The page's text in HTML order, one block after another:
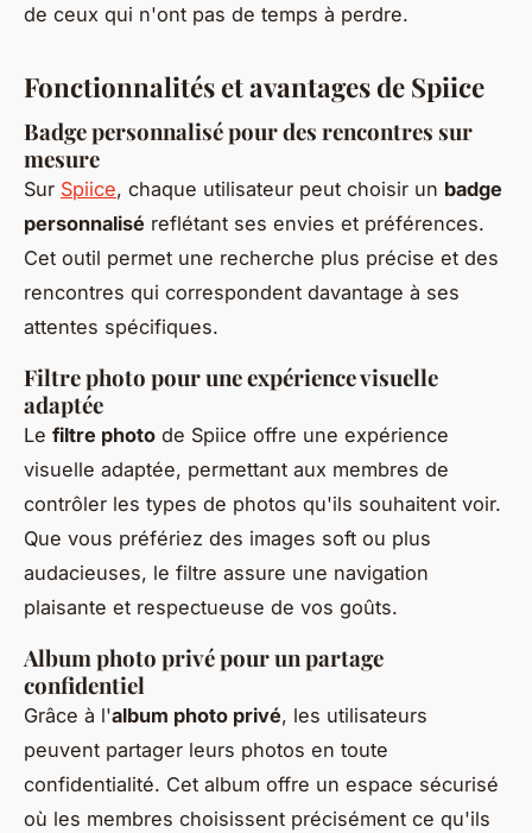
de ceux qui n'ont pas de temps à perdre.
Fonctionnalités et avantages de Spiice
Badge personnalisé pour des rencontres sur
mesure
Sur Spiice, chaque utilisateur peut choisir un badge
personnalisé reflétant ses envies et préférences.
Cet outil permet une recherche plus précise et des
rencontres qui correspondent davantage à ses
attentes spécifiques.
Filtre photo pour une expérience visuelle
adaptée
Le filtre photo de Spiice offre une expérience
visuelle adaptée, permettant aux membres de
contrôler les types de photos qu'ils souhaitent voir.
Que vous préfériez des images soft ou plus
audacieuses, le filtre assure une navigation
plaisante et respectueuse de vos goûts.
Album photo privé pour un partage
confidentiel
Grâce à l'album photo privé, les utilisateurs
peuvent partager leurs photos en toute
confidentialité. Cet album offre un espace sécurisé
où les membres choisissent précisément ce qu'ils